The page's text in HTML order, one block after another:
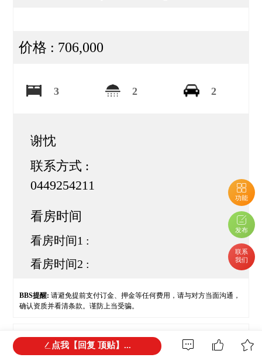
功能
发布
联系
我们
价格 : 706,000
3 2 2
谢忱
联系方式 :
0449254211
看房时间
看房时间1 :
看房时间2 :
BBS提醒:请避免提前支付订金、押金等任何费用，请与对方当面沟通，
确认资质并看清条款。谨防上当受骗。
确性、有效性、及时性和完整性。本网站及其雇员一概毋须以任何方式
就任何信息传递或传送的失误、不准确或错误，对用户或任何其他人士
点我【回复 顶贴】...